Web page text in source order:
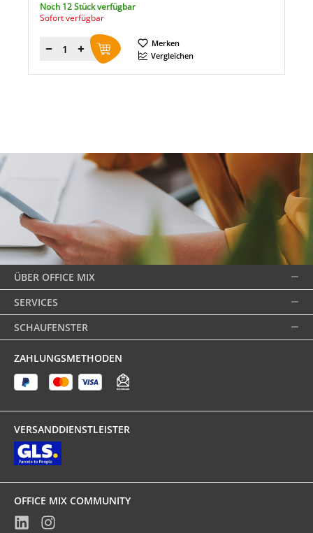
Noch 12 Stück verfügbar
Sofort verfügbar
Menge
Merken
Vergleichen
ÜBER OFFICE MIX
SERVICES
SCHAUFENSTER
ZAHLUNGSMETHODEN
VERSANDDIENSTLEISTER
OFFICE MIX COMMUNITY